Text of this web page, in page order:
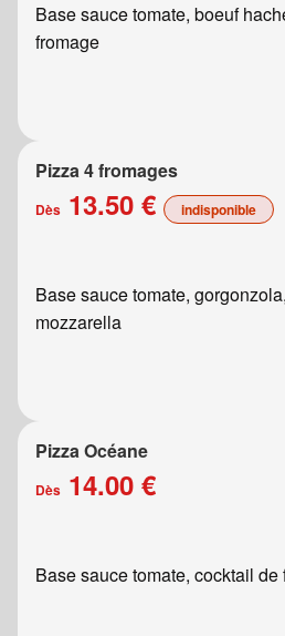
Base sauce tomate, boeuf
fromage
Pizza 4 fromages
Dès 13.50 € indisponible
Base sauce tomate,
mozzarella
Pizza Océane
Dès 14.00 €
Base sauce tomate, cocktail de